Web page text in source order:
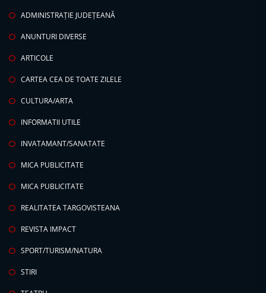
ADMINISTRAȚIE JUDEȚEANĂ
ANUNTURI DIVERSE
ARTICOLE
CARTEA CEA DE TOATE ZILELE
CULTURA/ARTA
INFORMATII UTILE
INVATAMANT/SANATATE
MICA PUBLICITATE
MICA PUBLICITATE
REALITATEA TARGOVISTEANA
REVISTA IMPACT
SPORT/TURISM/NATURA
STIRI